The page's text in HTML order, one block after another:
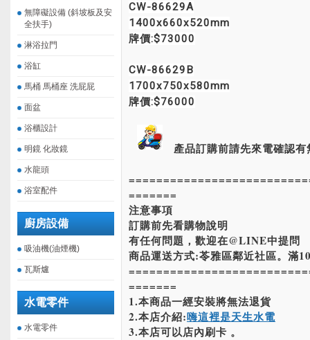
無障礙設備 (斜坡板及安
全扶手)
淋浴拉門
浴缸
馬桶 馬桶座 洗屁屁
面盆
浴櫃設計
明鏡 化妝鏡
水龍頭
浴室配件
廚房設備
吸油機(油煙機)
瓦斯爐
水電零件
水電零件
CW-86629A
1400x660x520mm
牌價:$73000
CW-86629B
1700x750x580mm
牌價:$76000
產品訂購前請先來電確認有
=======
注意事項
訂購前先看購物說明
有任何問題，歡迎在@LINE中提問
商品運送方式:苓雅區鄰近社區。滿
=======
1.本商品一經安裝將無法退貨
2.本店介紹:嗨這裡是天生水電
3.本店可以店內刷卡 。